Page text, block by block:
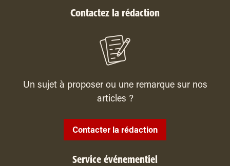
Contactez la rédaction
Un sujet à proposer ou une remarque sur nos
articles ?
Contacter la rédaction
Service événementiel